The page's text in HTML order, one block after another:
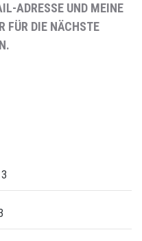
ADRESSE UND MEINE
FÜR DIE NÄCHSTE